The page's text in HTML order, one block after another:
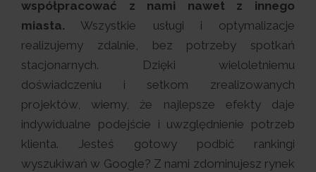
współpracować z nami nawet z innego
miasta. Wszystkie usługi i optymalizacje
realizujemy zdalnie, bez potrzeby spotkań
stacjonarnych. Dzięki wieloletniemu
doświadczeniu i setkom zrealizowanych
projektów, wiemy, że najlepsze efekty daje
indywidualne podejście i uwzględnienie potrzeb
klienta. Jesteś gotowy podbić rankingi
wyszukiwań w Google? Z nami zdominujesz rynek